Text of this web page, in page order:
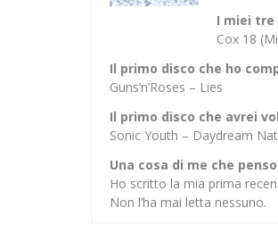
I miei
Cox 18
Il primo disco che ho
Guns’n’Roses – Lies
Il primo disco che avrei
Sonic Youth – Daydream
Una cosa di me che
Ho scritto la mia prima
Non l’ha mai letta nessuno.